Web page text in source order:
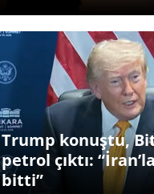
Trump konuştu,
petrol çıktı:
bitti”